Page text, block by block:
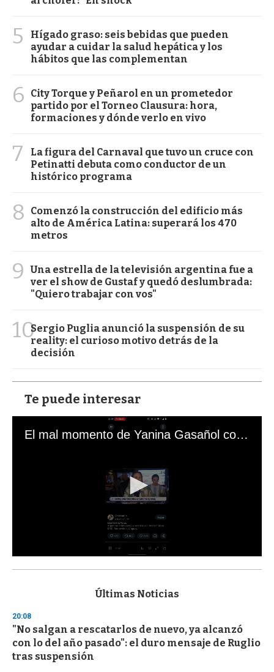
5
Hígado graso: seis bebidas que pueden
ayudar a cuidar la salud hepática y los
hábitos que las complementan
6
City Torque y Peñarol en un prometedor
partido por el Torneo Clausura: hora,
formaciones y dónde verlo en vivo
7
La figura del Carnaval que tuvo un cruce con
Petinatti debuta como conductor de un
histórico programa
8
Comenzó la construcción del edificio más
alto de América Latina: superará los 470
metros
9
Una estrella de la televisión argentina fue a
ver el show de Gustaf y quedó deslumbrada:
"Quiero trabajar con vos"
10Sergio Puglia anunció la suspensión de su
reality: el curioso motivo detrás de la
decisión
Te puede interesar
El mal momento de Yanina Gasañol con un hincha argentino en "Subrayado"
s
d
s
o
f
3
Últimas Noticias
20:08
"No salgan a rescatarlos de nuevo, ya alcanzó
con lo del año pasado": el duro mensaje de Ruglio
tras suspensión